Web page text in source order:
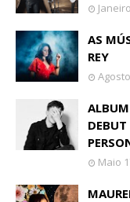
AS
REY
DEBUT
Maio